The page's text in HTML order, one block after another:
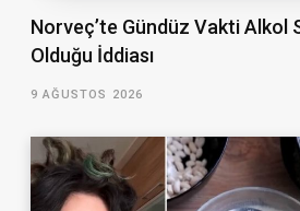
Norveç’te Gündüz Vakti Alkol
Olduğu İddiası
9 AĞUSTOS 2026